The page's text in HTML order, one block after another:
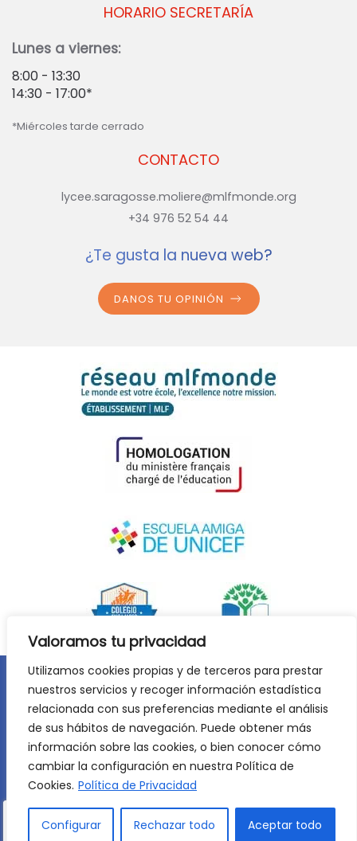
Valoramos tu privacidad
Utilizamos cookies propias y de terceros para prestar
nuestros servicios y recoger información estadística
relacionada con sus preferencias mediante el análisis
de sus hábitos de navegación. Puede obtener más
información sobre las cookies, o bien conocer cómo
cambiar la configuración en nuestra Política de
Cookies. Política de Privacidad
Configurar Rechazar todo Aceptar todo
CONTACTO
lycee.saragosse.moliere@mlfmonde.org
+34 976 52 54 44
HORARIO SECRETARÍA
Lunes a viernes:
8:00 - 13:30
14:30 - 17:00*
*Miércoles tarde cerrado
¿Te gusta la nueva web?
DANOS TU OPINIÓN
Aviso legal
Política de privacidad
Política de cookies
©2026Lycée Français Molière de Zaragoza. Todos los
derechos reservados. Desarrollo web: